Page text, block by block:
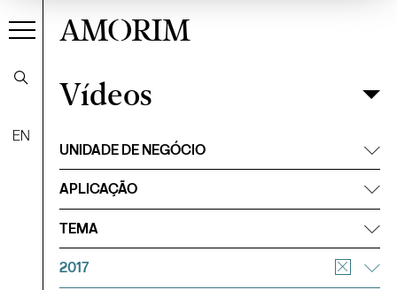
EN
AMORIM
VídeosFiltrar
Vídeos
UNIDADE DE NEGÓCIO
APLICAÇÃO
TEMA
2017